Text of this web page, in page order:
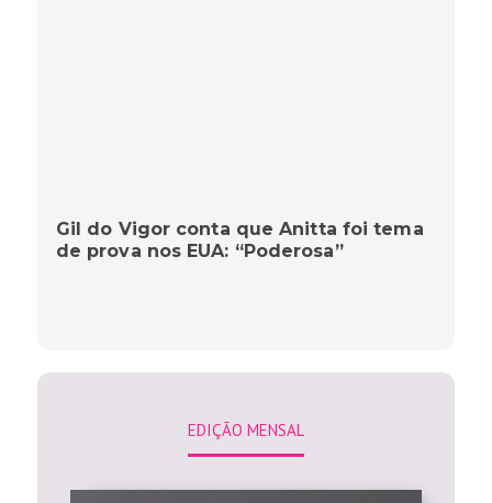
Gil do Vigor conta que Anitta foi tema
de prova nos EUA: “Poderosa”
EDIÇÃO MENSAL